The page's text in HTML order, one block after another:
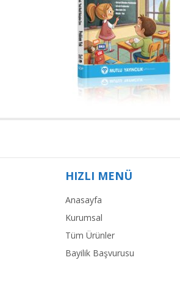
HIZLI MENÜ
Anasayfa
Kurumsal
Tüm Ürünler
Bayilik Başvurusu